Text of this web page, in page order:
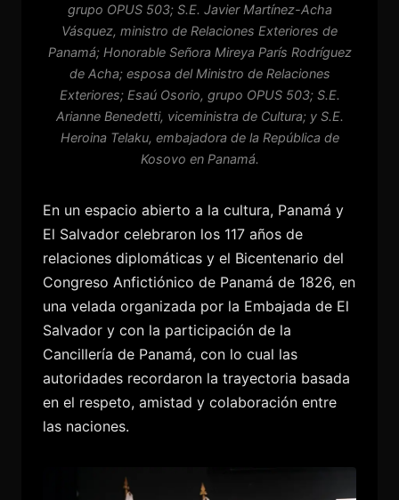
grupo OPUS 503; S.E. Javier Martínez-Acha
Vásquez, ministro de Relaciones Exteriores de
Panamá; Honorable Señora Mireya París Rodríguez
de Acha; esposa del Ministro de Relaciones
Exteriores; Esaú Osorio, grupo OPUS 503; S.E.
Arianne Benedetti, viceministra de Cultura; y S.E.
Heroina Telaku, embajadora de la República de
Kosovo en Panamá.
En un espacio abierto a la cultura, Panamá y
El Salvador celebraron los 117 años de
relaciones diplomáticas y el Bicentenario del
Congreso Anfictiónico de Panamá de 1826, en
una velada organizada por la Embajada de El
Salvador y con la participación de la
Cancillería de Panamá, con lo cual las
autoridades recordaron la trayectoria basada
en el respeto, amistad y colaboración entre
las naciones.